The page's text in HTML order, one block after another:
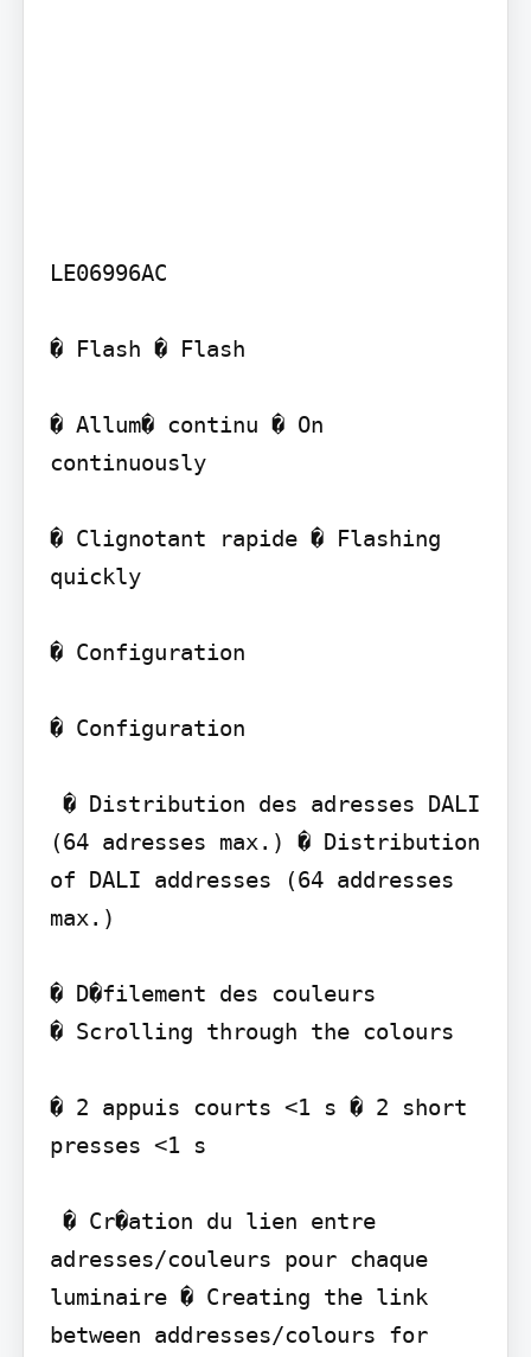
LE06996AC
� Flash � Flash
� Allum� continu � On
continuously
� Clignotant rapide � Flashing
quickly
� Configuration
� Configuration
(64 adresses max.) � Distribution
of DALI addresses (64 addresses
max.)
� D�filement des couleurs
� Scrolling through the colours
� 2 appuis courts <1 s � 2 short
presses <1 s
adresses/couleurs pour chaque
luminaire � Creating the link
between addresses/colours for